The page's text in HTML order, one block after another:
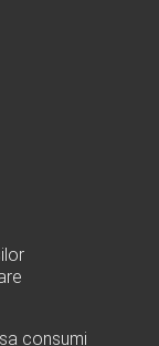
consumi